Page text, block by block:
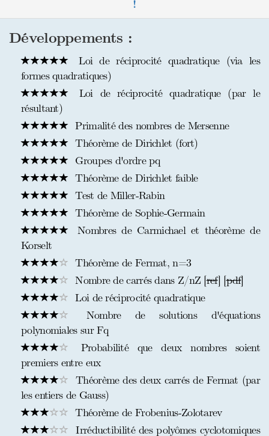
!
Développements :
Loi de réciprocité quadratique (via les
formes quadratiques)
Loi de réciprocité quadratique (par le
résultant)
Primalité des nombres de Mersenne
Théorème de Dirichlet (fort)
Groupes d'ordre pq
Théorème de Dirichlet faible
Test de Miller-Rabin
Théorème de Sophie-Germain
Nombres de Carmichael et théorème de
Korselt
Théorème de Fermat, n=3
Nombre de carrés dans Z/nZ [ref] [pdf]
Loi de réciprocité quadratique
Nombre de solutions d'équations
polynomiales sur Fq
Probabilité que deux nombres soient
premiers entre eux
Théorème des deux carrés de Fermat (par
les entiers de Gauss)
Théorème de Frobenius-Zolotarev
Irréductibilité des polyômes cyclotomiques